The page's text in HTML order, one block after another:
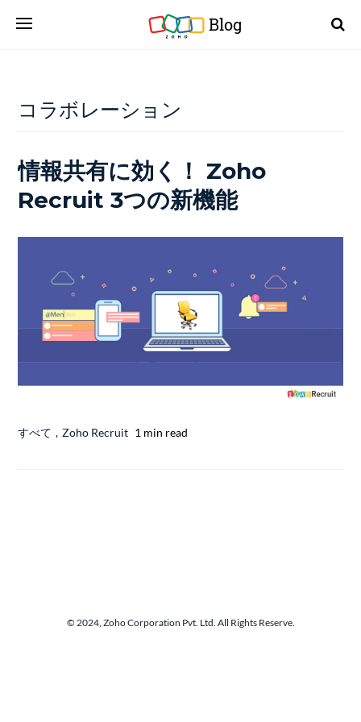
Blog
コラボレーション
情報共有に効く！ Zoho
Recruit 3つの新機能
すべて , Zoho Recruit 1 min read
© 2024, Zoho Corporation Pvt. Ltd. All Rights Reserve.